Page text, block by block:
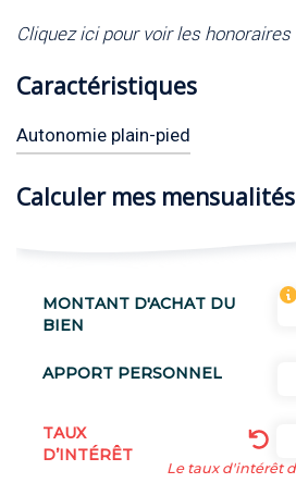
Cliquez ici pour voir les honoraires
Caractéristiques
Autonomie plain-pied
Calculer mes mensualités